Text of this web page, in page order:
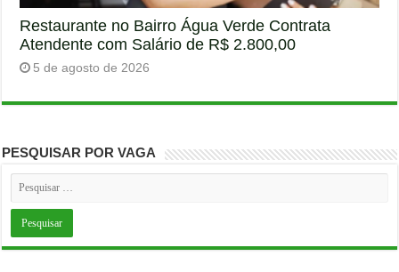
Restaurante no Bairro Água Verde Contrata
Atendente com Salário de R$ 2.800,00
5 de agosto de 2026
PESQUISAR POR VAGA